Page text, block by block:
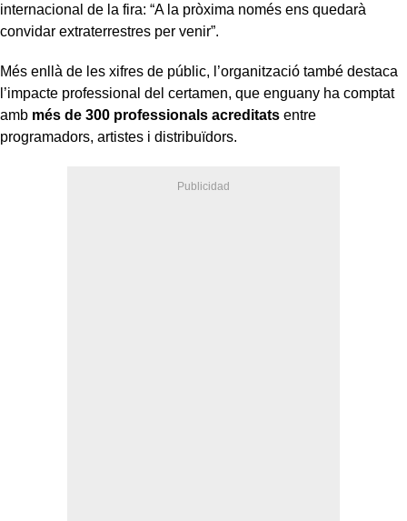
internacional de la fira: “A la pròxima només ens quedarà
convidar extraterrestres per venir”.
Més enllà de les xifres de públic, l’organització també destaca
l’impacte professional del certamen, que enguany ha comptat
amb més de 300 professionals acreditats entre
programadors, artistes i distribuïdors.